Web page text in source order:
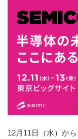
12月11日（水）か